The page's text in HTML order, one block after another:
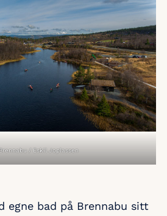
/ Eskil Joplassen
egne bad på Brennabu sitt